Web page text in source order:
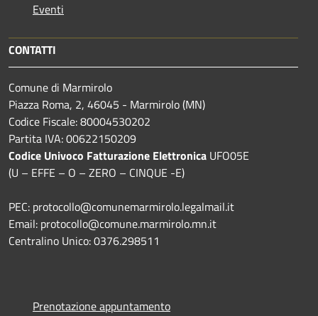
Eventi
CONTATTI
Comune di Marmirolo
Piazza Roma, 2, 46045 - Marmirolo (MN)
Codice Fiscale: 80004530202
Partita IVA: 00622150209
Codice Univoco Fatturazione Elettronica UFO05E
(U – EFFE – O – ZERO – CINQUE -E)
PEC: protocollo@comunemarmirolo.legalmail.it
Email: protocollo@comune.marmirolo.mn.it
Centralino Unico: 0376.298511
Prenotazione appuntamento